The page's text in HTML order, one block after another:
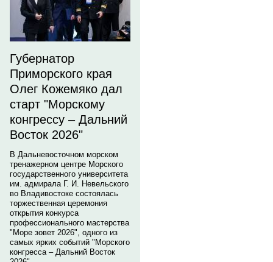
Губернатор
Приморского края
Олег Кожемяко дал
старт "Морскому
конгрессу – Дальний
Восток 2026"
В Дальневосточном морском
тренажерном центре Морского
государственного университета
им. адмирала Г. И. Невельского
во Владивостоке состоялась
торжественная церемония
открытия конкурса
профессионального мастерства
"Море зовет 2026", одного из
самых ярких событий "Морского
конгресса – Дальний Восток